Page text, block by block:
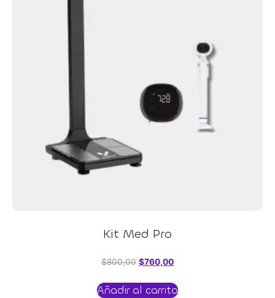
Kit Med Pro
$800,00 $760,00
Añadir al carrito